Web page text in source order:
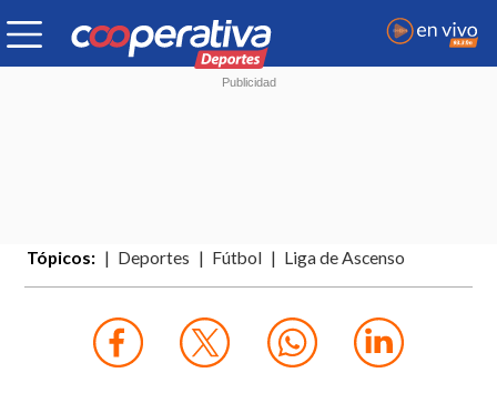
Tópicos: Deportes Fútbol Liga de Ascenso